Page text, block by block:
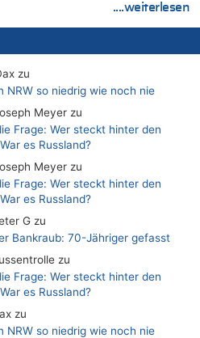
....weiterlesen
zu
NRW so niedrig wie noch nie
Meyer zu
Frage: Wer steckt hinter den
es Russland?
Meyer zu
Frage: Wer steckt hinter den
es Russland?
G zu
Bankraub: 70-Jähriger gefasst
zu
Frage: Wer steckt hinter den
es Russland?
zu
NRW so niedrig wie noch nie